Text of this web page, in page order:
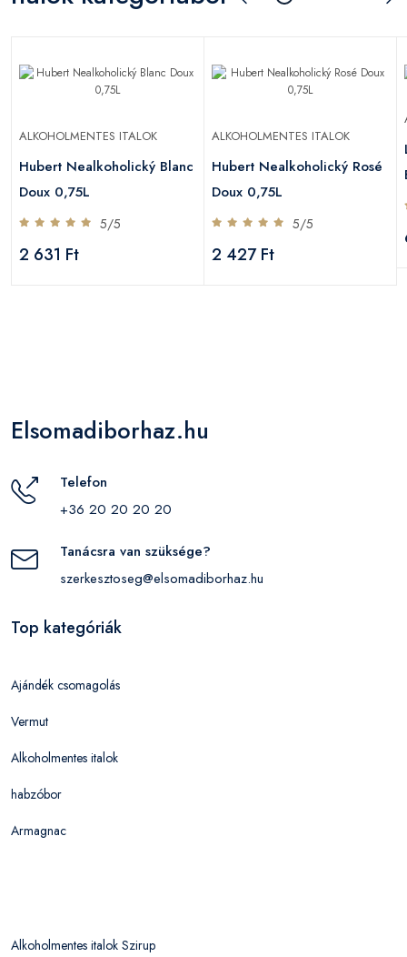
ALKOHOLMENTES ITALOK
Hubert Nealkoholický Blanc
Doux 0,75L
5/5
2 631 Ft
ALKOHOLMENTES ITALOK
Hubert Nealkoholický Rosé
Doux 0,75L
5/5
2 427 Ft
Elsomadiborhaz.hu
Telefon
+36 20 20 20 20
Tanácsra van szüksége?
szerkesztoseg@elsomadiborhaz.hu
Top kategóriák
Ajándék csomagolás
Vermut
Alkoholmentes italok
habzóbor
Armagnac
Alkoholmentes italok Szirup